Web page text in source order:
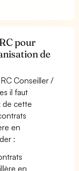
pour
de
Conseiller /
il faut
de cette
en
:
en